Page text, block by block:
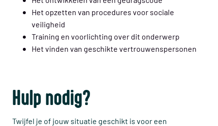
Het opzetten van procedures voor sociale
veiligheid
Training en voorlichting over dit onderwerp
Het vinden van geschikte vertrouwenspersonen
Hulp nodig?
Twijfel je of jouw situatie geschikt is voor een